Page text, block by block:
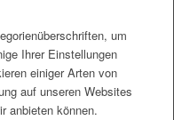
um
Ihrer Einstellungen
einiger Arten von
auf unseren Websites
anbieten können.